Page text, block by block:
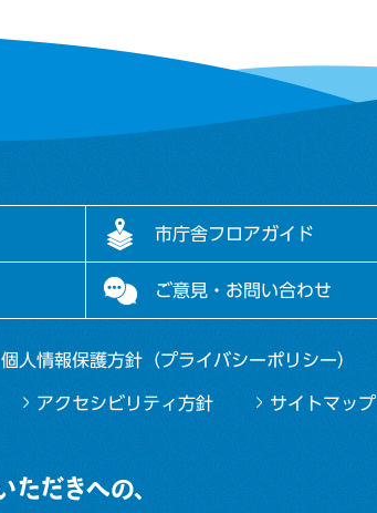
市庁舎フロアガイド
ご意見・お問い合わせ
個人情報保護方針（プライバシーポリシー）
アクセシビリティ方針 サイトマップ